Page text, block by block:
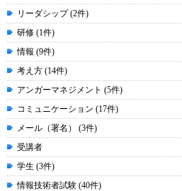
リーダシップ (2件)
研修 (1件)
情報 (9件)
考え方 (14件)
アンガーマネジメント (5件)
コミュニケーション (17件)
メール（署名） (3件)
受講者
学生 (3件)
情報技術者試験 (40件)